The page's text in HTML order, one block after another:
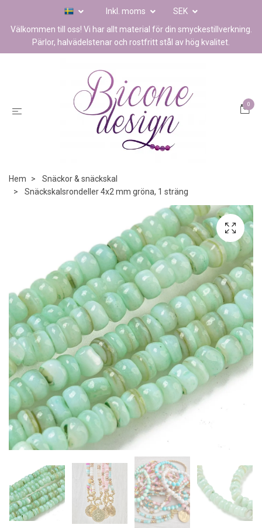
Inkl. moms
SEK
Välkommen till oss! Vi har allt material för din smyckestillverkning.
Pärlor, halvädelstenar och rostfritt stål av hög kvalitet.
0
Hem
Snäckor & snäckskal
Snäckskalsrondeller 4x2 mm gröna, 1 sträng